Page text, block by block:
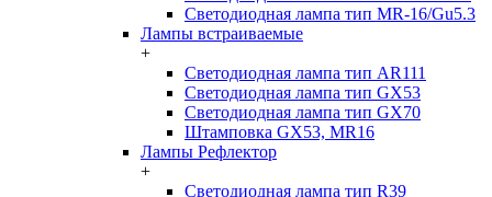
Светодиодная лампа тип MR-16/Gu5.3
Лампы встраиваемые
+
Светодиодная лампа тип AR111
Светодиодная лампа тип GX53
Светодиодная лампа тип GX70
Штамповка GX53, MR16
Лампы Рефлектор
+
Светодиодная лампа тип R39